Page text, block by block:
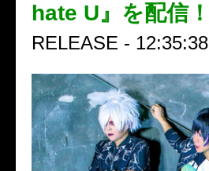
hate U』を配信！
RELEASE - 12:35:38